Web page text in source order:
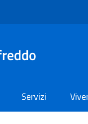
Servizi